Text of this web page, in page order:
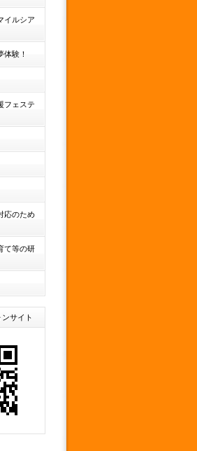
イルシア
体験！
フェステ
応のため
て等の研
サイト